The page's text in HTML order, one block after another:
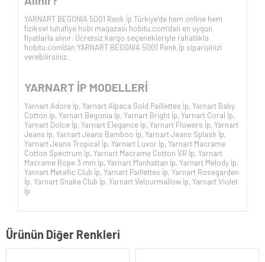
YARNART BEGONIA 5001 Renk İp Türkiye’de hem online hem
fiziksel tuhafiye hobi mağazası hobitu.com’dan en uygun
fiyatlarla alınır. Ücretsiz kargo seçenekleriyle rahatlıkla
hobitu.com'dan YARNART BEGONIA 5001 Renk İp siparişinizi
verebilirsiniz.
YARNART İP MODELLERİ
Yarnart Adore İp, Yarnart Alpaca Gold Paillettes İp, Yarnart Baby
Cotton İp, Yarnart Begonia İp, Yarnart Bright İp, Yarnart Coral İp,
Yarnart Dolce İp, Yarnart Elegance İp, Yarnart Flowers İp, Yarnart
Jeans İp, Yarnart Jeans Bamboo İp, Yarnart Jeans Splash İp,
Yarnart Jeans Tropical İp, Yarnart Luxor İp, Yarnart Macrame
Cotton Spectrum İp, Yarnart Macrame Cotton VR İp, Yarnart
Macrame Rope 3 mm İp, Yarnart Manhattan İp, Yarnart Melody İp,
Yarnart Metallic Club İp, Yarnart Paillettes İp, Yarnart Rosegarden
İp, Yarnart Snake Club İp, Yarnart Velourmallow İp, Yarnart Violet
İp
Ürünün Diğer Renkleri